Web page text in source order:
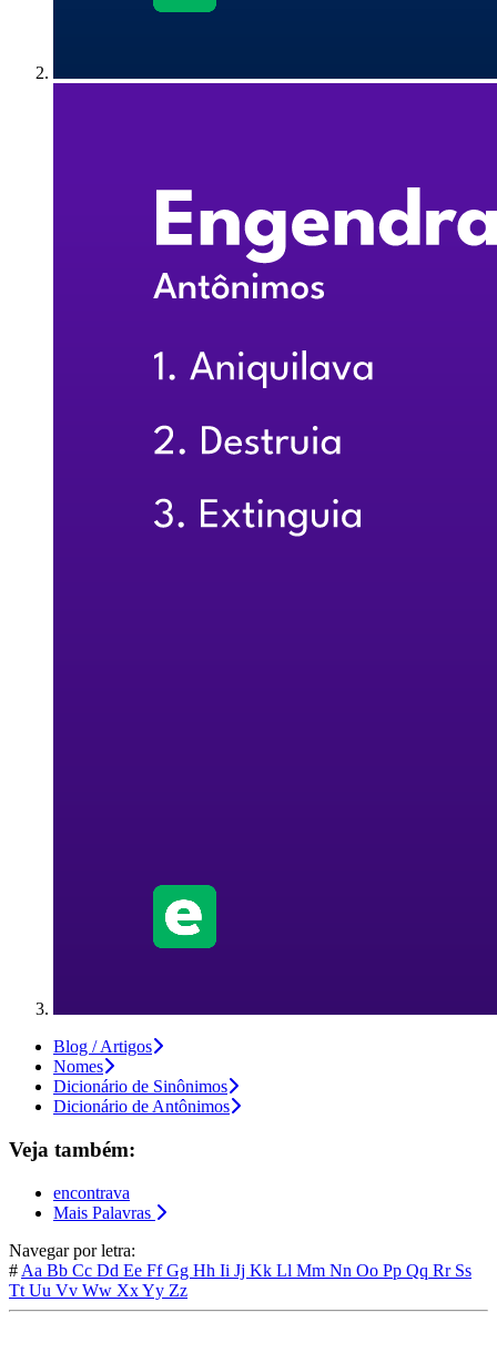
Blog / Artigos
Nomes
Dicionário de Sinônimos
Dicionário de Antônimos
Veja também:
encontrava
Mais Palavras
Navegar por letra:
# Aa Bb Cc Dd Ee FfGg Hh Ii Jj Kk Ll Mm Nn Oo Pp Qq Rr Ss
Tt Uu Vv Ww XxYy Zz